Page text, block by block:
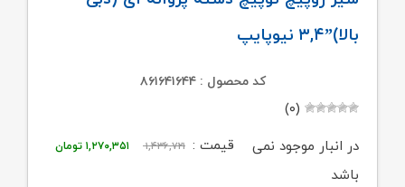
بالا)”۳,۴ نیوپایپ
کد محصول : ۸۶۱۶۴۱۶۴۴
(۰)
قیمت : ۱,۴۳۶,۷۲۱
قیمت
۱,۲۷۰,۳۵۱ تومان
در انبار موجود نمی
باشد